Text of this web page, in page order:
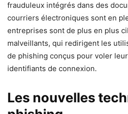
frauduleux intégrés dans des
courriers électroniques sont en
entreprises sont de plus en plus
malveillants, qui redirigent les
de phishing conçus pour voler
identifiants de connexion.
Les nouvelles